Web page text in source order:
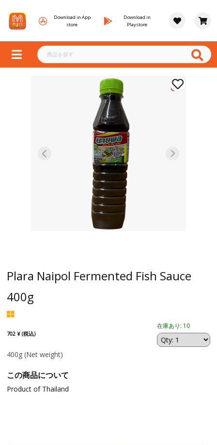
Download in App
store
Download in
Playstore
Plara Naipol Fermented Fish Sauce
400g
702 ¥ (税込)
在庫あり: 10
400g (Net weight)
この商品について
Product of Thailand